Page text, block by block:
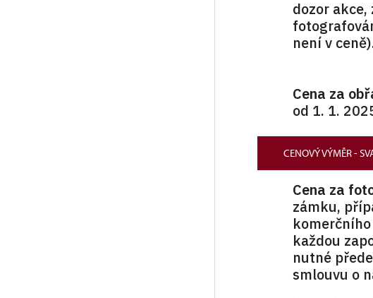
dozor
není v
Cena za
od 1. 1.
CENOVÝ VÝMĚR -
Cena za
zámku,
každou
nutné
smlouvu o